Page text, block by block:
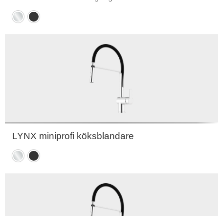
KromMattsvart
LYNX miniprofi köksblandare
KromMattsvart